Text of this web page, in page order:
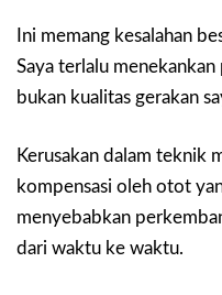
Ini memang kesalahan
Saya terlalu
bukan kualitas gerakan
Kerusakan dalam teknik
kompensasi oleh otot
menyebabkan
dari waktu ke waktu.